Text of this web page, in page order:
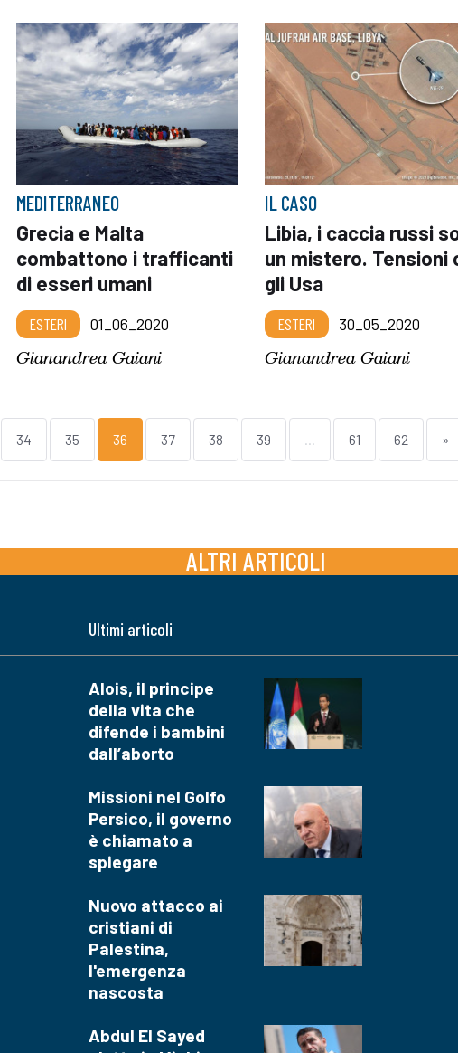
MEDITERRANEO
Grecia e Malta
combattono i trafficanti
di esseri umani
ESTERI 01_06_2020
Gianandrea Gaiani
IL CASO
Libia, i caccia russi
un mistero. Tensioni
gli Usa
ESTERI 30_05_2020
Gianandrea Gaiani
34 35 36 37 38 39 ... 61 62 »
ALTRI ARTICOLI
Ultimi articoli
Alois, il principe
della vita che
difende i bambini
dall’aborto
Missioni nel Golfo
Persico, il governo
è chiamato a
spiegare
Nuovo attacco ai
cristiani di
Palestina,
l'emergenza
nascosta
Abdul El Sayed